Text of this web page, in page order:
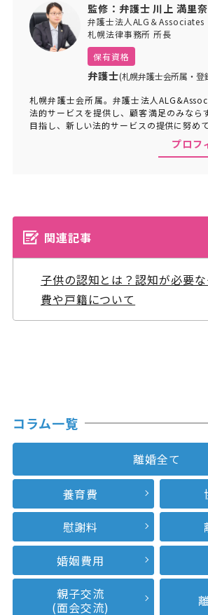
監修：弁護士 川上 満里奈
弁護士法人ALG＆Associates
札幌法律事務所 所長
保有資格
弁護士(札幌弁護士会所属・登
札幌弁護士会所属。弁護士法人
法的サービスを提供し、顧客満足のみなら
目指し、新しい法的サービスの提供に努めて
プロフ
関連記事
子供の認知とは？認知が必要
費や戸籍について
コラム一覧
離婚全て
養育費
慰謝料
婚姻費用
親子交流
(面会交流)